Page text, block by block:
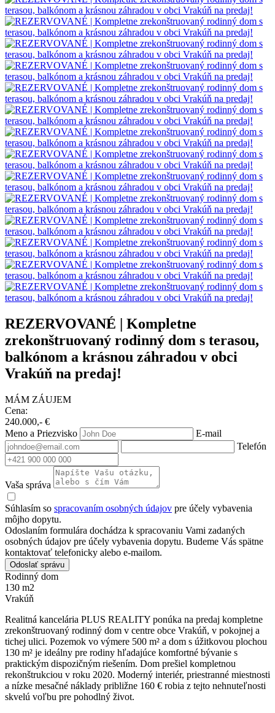
REZERVOVANÉ | Kompletne
zrekonštruovaný rodinný dom s terasou,
balkónom a krásnou záhradou v obci
Vrakúň na predaj!
MÁM ZÁUJEM
Cena:
240.000,- €
Meno a Priezvisko
E-mail
Telefón
Vaša správa
Súhlasím so spracovaním osobných údajov pre účely vybavenia
môjho dopytu.
Odoslaním formulára dochádza k spracovaniu Vami zadaných
osobných údajov pre účely vybavenia dopytu. Budeme Vás spätne
kontaktovať telefonicky alebo e-mailom.
Odoslať správu
Rodinný dom
130 m2
Vrakúň
Realitná kancelária PLUS REALITY ponúka na predaj kompletne
zrekonštruovaný rodinný dom v centre obce Vrakúň, v pokojnej a
tichej ulici. Pozemok vo výmere 500 m² a dom s úžitkovou plochou
130 m² je ideálny pre rodiny hľadajúce komfortné bývanie s
praktickým dispozičným riešením. Dom prešiel kompletnou
rekonštrukciou v roku 2020. Moderný interiér, priestranné miestnosti
a nízke mesačné náklady približne 160 € robia z tejto nehnuteľnosti
skvelú voľbu pre pohodlný život.